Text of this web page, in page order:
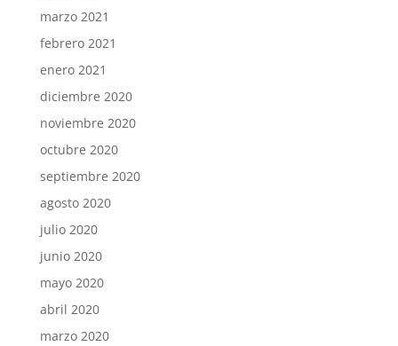
marzo 2021
febrero 2021
enero 2021
diciembre 2020
noviembre 2020
octubre 2020
septiembre 2020
agosto 2020
julio 2020
junio 2020
mayo 2020
abril 2020
marzo 2020